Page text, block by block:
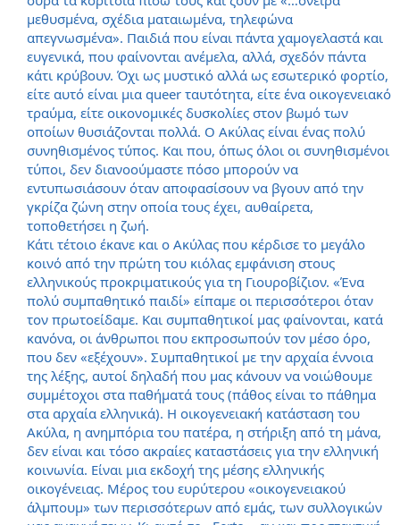
μεθυσμένα, σχέδια ματαιωμένα, τηλεφώνα
απεγνωσμένα». Παιδιά που είναι πάντα χαμογελαστά και
ευγενικά, που φαίνονται ανέμελα, αλλά, σχεδόν πάντα
κάτι κρύβουν. Όχι ως μυστικό αλλά ως εσωτερικό φορτίο,
είτε αυτό είναι μια queer ταυτότητα, είτε ένα οικογενειακό
τραύμα, είτε οικονομικές δυσκολίες στον βωμό των
οποίων θυσιάζονται πολλά. Ο Ακύλας είναι ένας πολύ
συνηθισμένος τύπος. Και που, όπως όλοι οι συνηθισμένοι
τύποι, δεν διανοούμαστε πόσο μπορούν να
εντυπωσιάσουν όταν αποφασίσουν να βγουν από την
γκρίζα ζώνη στην οποία τους έχει, αυθαίρετα,
τοποθετήσει η ζωή.
Κάτι τέτοιο έκανε και ο Ακύλας που κέρδισε το μεγάλο
κοινό από την πρώτη του κιόλας εμφάνιση στους
ελληνικούς προκριματικούς για τη Γιουροβίζιον. «Ένα
πολύ συμπαθητικό παιδί» είπαμε οι περισσότεροι όταν
τον πρωτοείδαμε. Και συμπαθητικοί μας φαίνονται, κατά
κανόνα, οι άνθρωποι που εκπροσωπούν τον μέσο όρο,
που δεν «εξέχουν». Συμπαθητικοί με την αρχαία έννοια
της λέξης, αυτοί δηλαδή που μας κάνουν να νοιώθουμε
συμμέτοχοι στα παθήματά τους (πάθος είναι το πάθημα
στα αρχαία ελληνικά). Η οικογενειακή κατάσταση του
Ακύλα, η ανημπόρια του πατέρα, η στήριξη από τη μάνα,
δεν είναι και τόσο ακραίες καταστάσεις για την ελληνική
κοινωνία. Είναι μια εκδοχή της μέσης ελληνικής
οικογένειας. Μέρος του ευρύτερου «οικογενειακού
άλμπουμ» των περισσότερων από εμάς, των συλλογικών